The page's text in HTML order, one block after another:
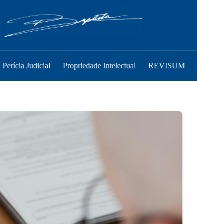
Perícia Judicial Propriedade Intelectual REVISUM